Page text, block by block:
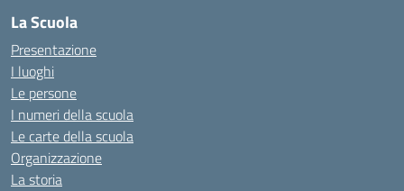
La Scuola
Presentazione
I luoghi
Le persone
I numeri della scuola
Le carte della scuola
Organizzazione
La storia